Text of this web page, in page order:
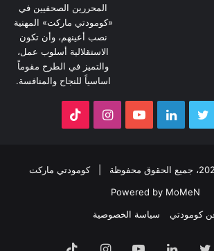
المحررين الصحفيين في
«كومودتي ماركت» المهنية
نصب أعينهم، وأن تكون
الاستقلالية أسلوب عمل،
والتميز في الطرح مقوماً
اساسياً للنجاح والمنافسة.
تويتر لينكدإنيوتيوبانستقرام
كومودتي ماركت
Powered by MoMeN
كومودتي
سياسة الخصوصية
تويتر لينكدإنيوتيوبانستقرام